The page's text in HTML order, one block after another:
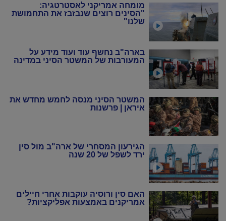
מומחה אמריקני לאסטרטגיה:
"הסינים רוצים שנבזבז את התחמושת
שלנו"
בארה"ב נחשף עוד ועוד מידע על
המעורבות של המשטר הסיני במדינה
המשטר הסיני מנסה לחמש מחדש את
איראן | פרשנות
הגירעון המסחרי של ארה"ב מול סין
ירד לשפל של 20 שנה
האם סין ורוסיה עוקבות אחרי חיילים
אמריקנים באמצעות אפליקציות?